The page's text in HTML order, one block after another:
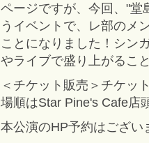
ページですが、今回、"堂
うイベントで、レ部のメ
ことになりました！シン
やライブで盛り上がるこ
＜チケット販売＞チケ
場順はStar Pine's Cafe店
本公演のHP予約はござ